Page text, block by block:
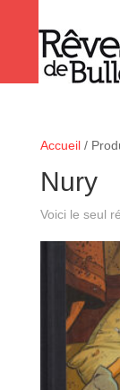
Accueil/
Nury
Voici le seul